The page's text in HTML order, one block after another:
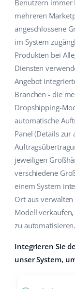
Marktplatz-
Workflow-
Versandmanagement
KI für E-Commerce
Ecosystem
Base Analytics
Base Connect
Produkte für Kinder
Elektronik
Autoteile
Supermarkt
Health & Beauty
Mode
Hilfe
Akademie
Marketplace Ebook
Blog
Dienstleistungen
Base.com Audit
Andere
Vorteilsrechner
Zusammenarbeit
Kontakt
english (GB)
english (IN)
čeština
deutsch
Ελληνικά
español (AR)
español (MX)
Français
Italiano
português (BR)
Benutzern immer
mehreren
angeschlossene
im System
Produkten bei
Diensten
Angebot
Branchen - die
Dropshipping-
automatische
Panel (Details zur
jeweiligen
verschiedene
einem System
Ort aus
Modell
zu automatisieren.
Integrieren Sie
unser System,